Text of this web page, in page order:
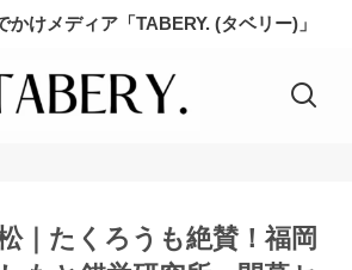
けメディア「TABERY. (タベリー)」
｜たくろうも絶賛！福岡